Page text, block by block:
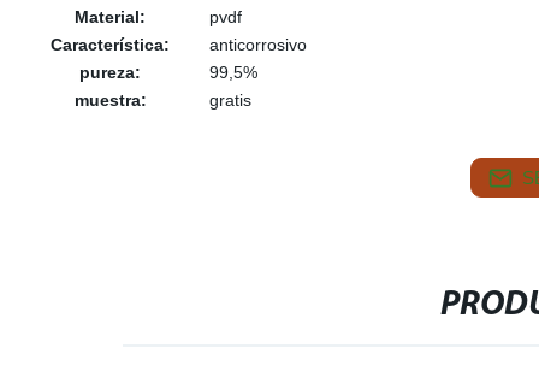
Material:
pvdf
Característica:
anticorrosivo
pureza:
99,5%
muestra:
gratis